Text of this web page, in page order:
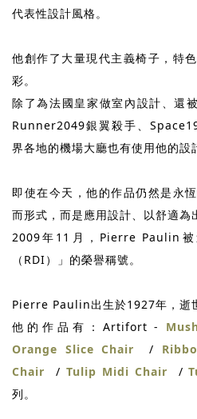
代表性設計風格。
他創作了大量現代主義椅子，特
彩。
除了為法國皇家做室內設計、還
Runner2049銀翼殺手、
界各地的機場大廳也有使用他的設
即使在今天，他的作品仍然是永
而形式，而是應用設計、以舒適為
2009年11月，Pierre Paulin
（RDI）」的榮譽稱號。
Pierre Paulin出生於1927年，逝
他的作品有：Artifort -
Orange Slice Chair
/
Chair
/ Tulip Midi Chair /
列。